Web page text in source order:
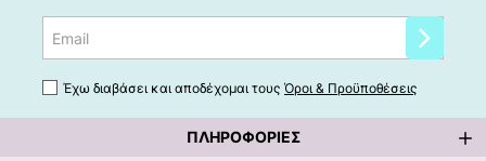
Έχω διαβάσει και αποδέχομαι τους Όροι & Προϋποθέσεις
ΠΛΗΡΟΦΟΡΊΕΣ